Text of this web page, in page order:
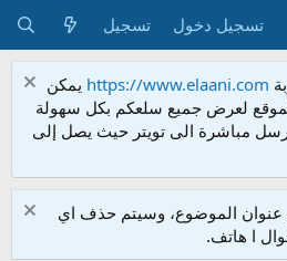
تسجيل دخول تسجيل
https://www.elaani.com يمكن
لعرض جميع سلعكم بكل سهولة
مباشرة الى تويتر حيث يصل إلى
الموضوع، وسيتم حذف اي
ا هاتف.